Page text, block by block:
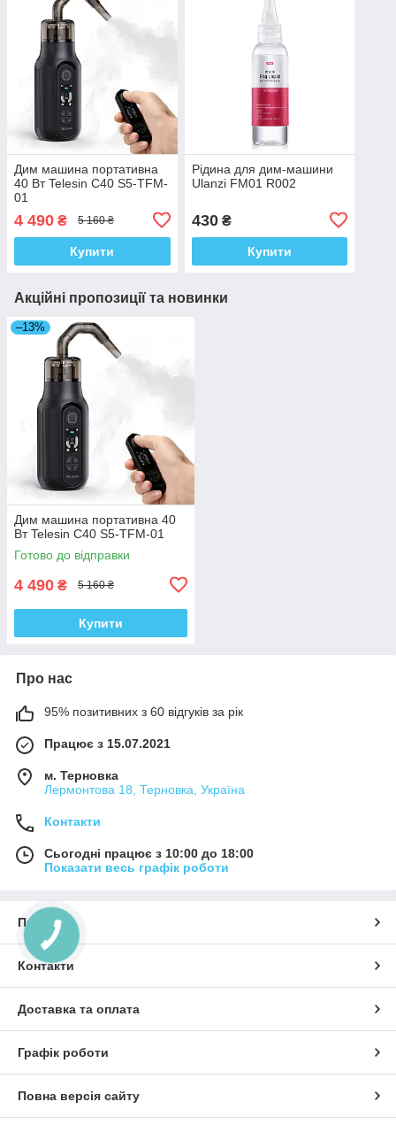
Дим машина портативна
40 Вт Telesin C40 S5-TFM-
01
4 490 ₴ 5 160 ₴
Купити
Рідина для дим-машини
Ulanzi FM01 R002
430₴
Купити
Акційні пропозиції та новинки
–13%
Дим машина портативна 40
Вт Telesin C40 S5-TFM-01
Готово до відправки
4 490 ₴ 5 160 ₴
Купити
Про нас
95% позитивних з 60 відгуків за рік
Працює з 15.07.2021
м. Терновка
Лермонтова 18, Терновка, Україна
Контакти
Сьогодні працює з 10:00 до 18:00
Показати весь графік роботи
Про нас
Контакти
Доставка та оплата
Графік роботи
Повна версія сайту